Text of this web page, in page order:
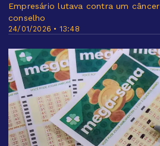
24/01/2026 • 13:48
Empresário lutava contra um
conselho